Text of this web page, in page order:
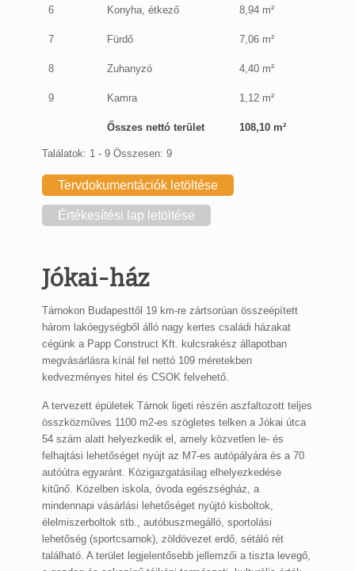
6 Konyha, étkező 8,94 m²
7 Fürdő 7,06 m²
8 Zuhanyzó 4,40 m²
9 Kamra 1,12 m²
Ősszes nettó terület 108,10 m²
Találatok: 1 - 9 Összesen: 9
Tervdokumentációk letöltése
Értékesítési lap letöltése
Jókai-ház
Tárnokon Budapesttől 19 km-re zártsorúan összeépített
három lakóegységből álló nagy kertes családi házakat
cégünk a Papp Construct Kft. kulcsrakész állapotban
megvásárlásra kínál fel nettó 109 méretekben
kedvezményes hitel és CSOK felvehető.
A tervezett épületek Tárnok ligeti részén aszfaltozott teljes
összközműves 1100 m2-es szögletes telken a Jókai útca
54 szám alatt helyezkedik el, amely közvetlen le- és
felhajtási lehetőséget nyújt az M7-es autópályára és a 70
autóútra egyaránt. Közigazgatásilag elhelyezkedése
kitűnő. Közelben iskola, óvoda egészségház, a
mindennapi vásárlási lehetőséget nyújtó kisboltok,
élelmiszerboltok stb., autóbuszmegálló, sportolási
lehetőség (sportcsarnok), zöldövezet erdő, sétáló rét
található. A terület legjelentősebb jellemzői a tiszta levegő,